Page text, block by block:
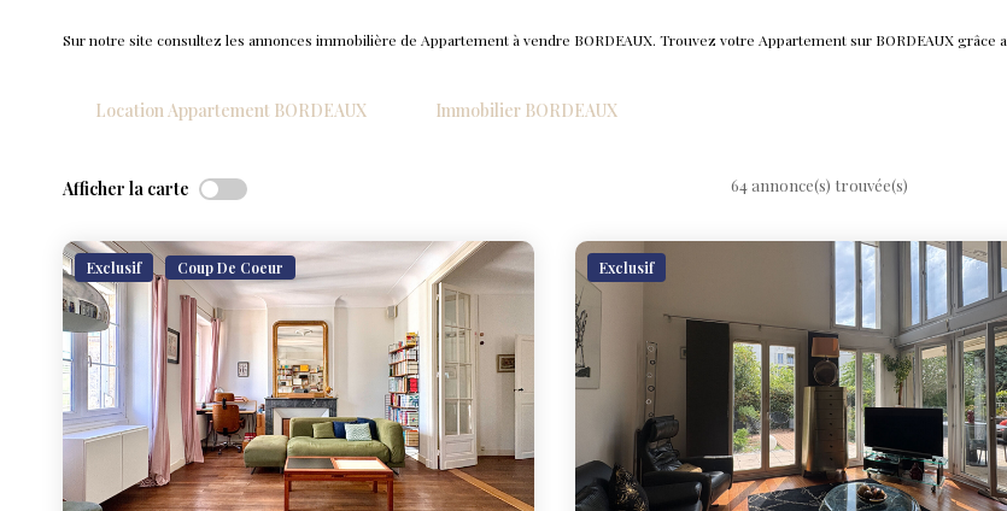
Sur notre site consultez les annonces immobilière de Appartement à vendre BORDEAUX. Trouvez votre Appartement sur BORDEAUX grâce
Location Appartement BORDEAUX Immobilier BORDEAUX
Afficher la carte 64 annonce(s) trouvée(s)
Exclusif Coup De Coeur Exclusif